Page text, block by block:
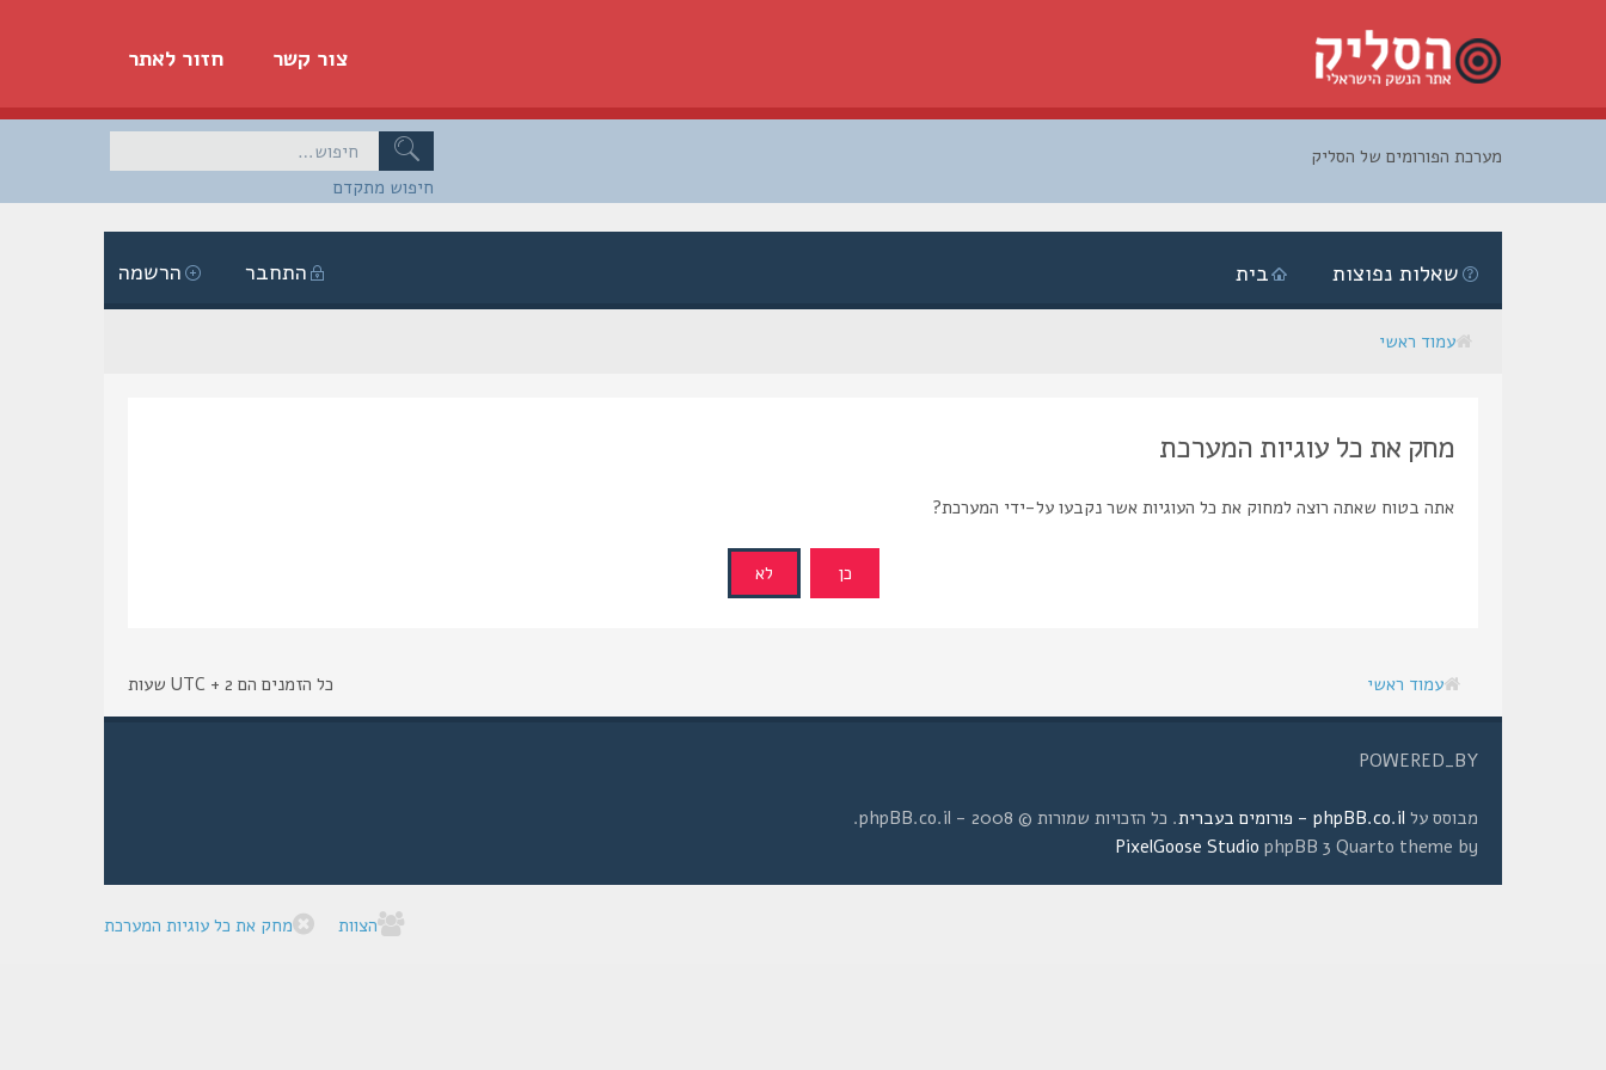
חזור לאתר צור קשר
חיפוש מתקדם
מערכת הפורומים של הסליק
הרשמה התחבר בית שאלות נפוצות
עמוד ראשי
מחק את כל עוגיות המערכת
אתה בטוח שאתה רוצה למחוק את כל העוגיות אשר נקבעו על-ידי המערכת?
עמוד ראשי כל הזמנים הם UTC + 2 שעות
POWERED_BY
מבוסס על phpBB.co.il - פורומים בעברית
. כל הזכויות שמורות © 2008 - phpBB.co.il.
phpBB 3 Quarto theme by
PixelGoose Studio
הצוות מחק את כל עוגיות המערכת